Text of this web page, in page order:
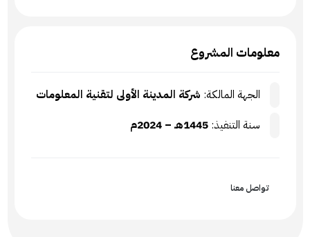
معلومات المشروع
الجهة المالكة: شركة المدينة الأولى لتقنية المعلومات
سنة التنفيذ:1445هـ – 2024م
تواصل معنا